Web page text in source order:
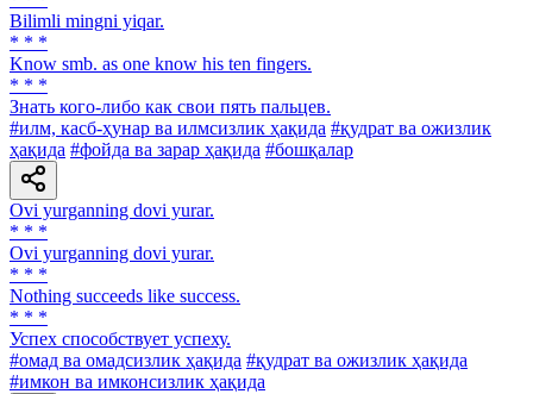
Bilimli mingni yiqar.
* * *
Know smb. as one know his ten fingers.
* * *
Знать кого-либо как свои пять пальцев.
#илм, касб-ҳунар ва илмсизлик ҳақида #қудрат ва ожизлик
ҳақида #фойда ва зарар ҳақида #бошқалар
Ovi yurganning dovi yurar.
* * *
Ovi yurganning dovi yurar.
* * *
Nothing succeeds like success.
* * *
Успех способствует успеху.
#омад ва омадсизлик ҳақида #қудрат ва ожизлик ҳақида
#имкон ва имконсизлик ҳақида